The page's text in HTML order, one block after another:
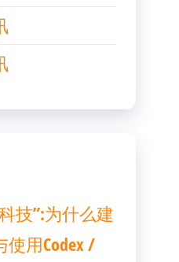
技”:为什么建
用Codex /